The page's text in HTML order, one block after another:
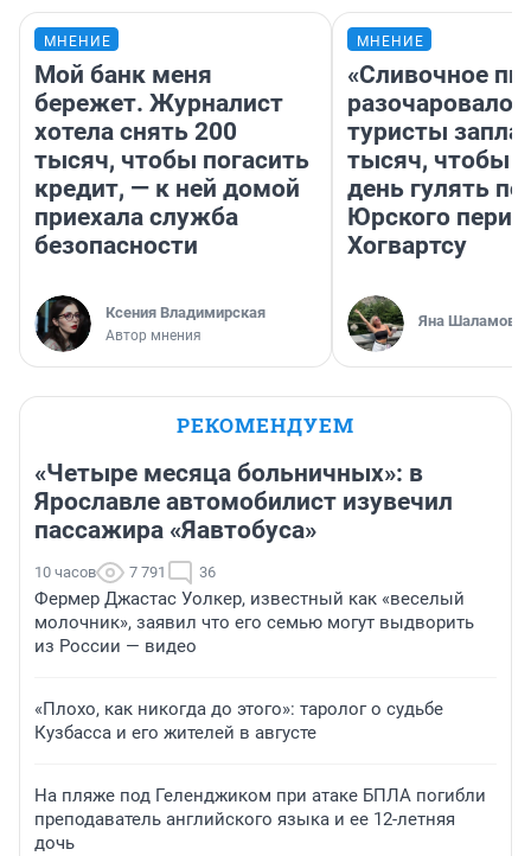
МНЕНИЕ
Мой банк меня
бережет. Журналист
хотела снять 200
тысяч, чтобы погасить
кредит, — к ней домой
приехала служба
безопасности
Ксения Владимирская
Автор мнения
МНЕНИЕ
«Сливочное
разочаровало»:
туристы
тысяч, чтобы
день гулять по
Юрского
Хогвартсу
Яна Шаламова
РЕКОМЕНДУЕМ
«Четыре месяца больничных»: в
Ярославле автомобилист изувечил
пассажира «Яавтобуса»
10 часов 7 791 36
Фермер Джастас Уолкер, известный как «веселый
молочник», заявил что его семью могут выдворить
из России — видео
«Плохо, как никогда до этого»: таролог о судьбе
Кузбасса и его жителей в августе
На пляже под Геленджиком при атаке БПЛА погибли
преподаватель английского языка и ее 12-летняя
дочь